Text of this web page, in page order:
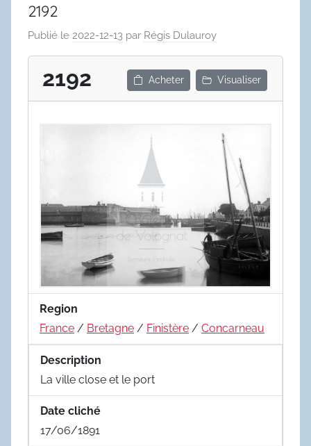
2192
Publié le 2022-12-13 par Régis Dulauroy
2192 Acheter Visualiser
Region
France / Bretagne / Finistère / Concarneau
Description
La ville close et le port
Date cliché
17/06/1891